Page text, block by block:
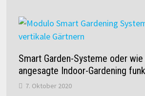
Smart Garden-Systeme oder wie
angesagte Indoor-Gardening
7. Oktober 2020